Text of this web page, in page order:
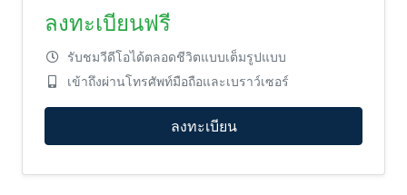
ลงทะเบียนฟรี
รับชมวีดีโอได้ตลอดชีวิตแบบเต็มรูปแบบ
เข้าถึงผ่านโทรศัพท์มือถือและเบราว์เซอร์
ลงทะเบียน